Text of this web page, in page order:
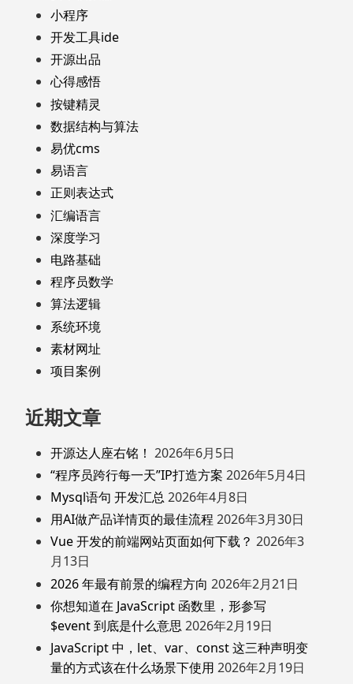
小程序
开发工具ide
开源出品
心得感悟
按键精灵
数据结构与算法
易优cms
易语言
正则表达式
汇编语言
深度学习
电路基础
程序员数学
算法逻辑
系统环境
素材网址
项目案例
近期文章
开源达人座右铭！ 2026年6月5日
“程序员跨行每一天”IP打造方案 2026年5月4日
Mysql语句 开发汇总 2026年4月8日
用AI做产品详情页的最佳流程 2026年3月30日
Vue 开发的前端网站页面如何下载？ 2026年3
月13日
2026 年最有前景的编程方向 2026年2月21日
你想知道在 JavaScript 函数里，形参写
$event 到底是什么意思 2026年2月19日
JavaScript 中，let、var、const 这三种声明变
量的方式该在什么场景下使用 2026年2月19日